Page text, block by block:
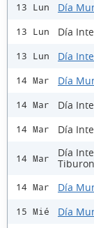
13 Lun Día
13 Lun Día
13 Lun Día
14 Mar Día
14 Mar Día
14 Mar Día
14 Mar
Día
14 Mar Día
15 Mié Día